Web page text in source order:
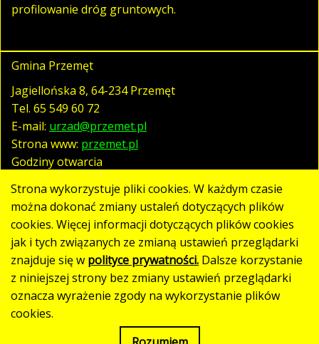
profilowanie dróg gruntowych.
Gmina Przemęt
Jagiellońska 8, 64-234 Przemęt
Tel. 65 549 60 72
E-mail: urzad@przemet.pl
Strona www: przemet.pl
Godziny otwarcia
pn. - pt. 07:30 - 15:30
Polityka prywatności
Klauzula RODO
Deklaracja dostępności
Mapa strony
Strona wykorzystuje pliki cookies. W każdym czasie
można dokonać zmiany ustaleń dotyczących plików
cookies. Więcej informacji dotyczących plików cookies
jak i tych związanych ze zmianą ustawień przeglądarki
znajduje się w polityce prywatności. Dalsze korzystanie
z niniejszej strony bez zmiany ustawień przeglądarki
oznacza wyrażenie zgody na wykorzystanie plików
cookies.